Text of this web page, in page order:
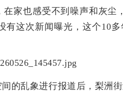
家也感受不到噪声和灰尘
有这次新闻曝光，这个10
的乱象进行报道后，梨洲